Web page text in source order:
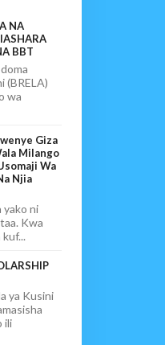
NA
BBT
(BRELA)
wa
Giza
Milango
Wa
Njia
yako ni
Kwa
ya Kusini
ili